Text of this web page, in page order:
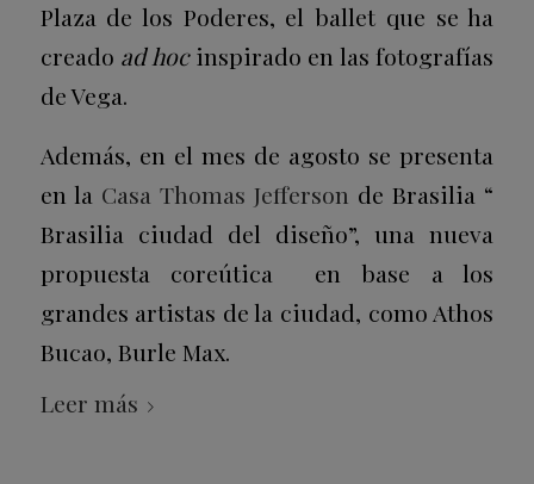
Plaza de los Poderes, el ballet que se ha
creado ad hocinspirado en las fotografías
de Vega.
Además, en el mes de agosto se presenta
en la Casa Thomas Jefferson de Brasilia “
Brasilia ciudad del diseño”, una nueva
propuesta coreútica en base a los
grandes artistas de la ciudad, como Athos
Bucao, Burle Max.
Leer más